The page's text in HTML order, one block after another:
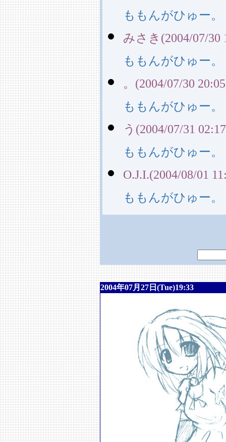
ももんがひゅー。
みさき(2004/07/30
ももんがひゅー。
。(2004/07/30
ももんがひゅー。
う(2004/07/31
ももんがひゅー。
O.J.I.(2004/08/01
ももんがひゅー。
2004年07月27日(Tue)19:33